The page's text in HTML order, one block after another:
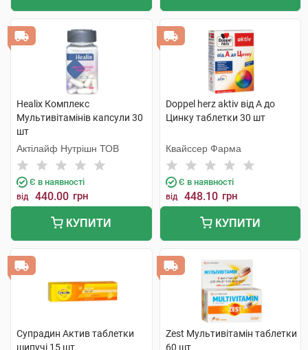
Healix Комплекс
Мультивітамінів капсули 30
шт
Актілайф Нутрішн ТОВ
Є в наявності
від 440.00 грн
КУПИТИ
Doppel herz aktiv від А до
Цинку таблетки 30 шт
Квайссер Фарма
Є в наявності
від 448.10 грн
КУПИТИ
Супрадин Актив таблетки
шипучі 15 шт
Zest Мультивітамін таблетки
60 шт